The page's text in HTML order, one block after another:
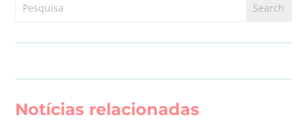
Notícias relacionadas